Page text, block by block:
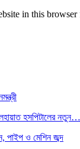
in this
হসপিটালের নতুন…
পাইপ ও মেশিন জব্দ